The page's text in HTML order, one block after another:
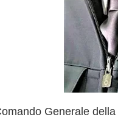
Generale della